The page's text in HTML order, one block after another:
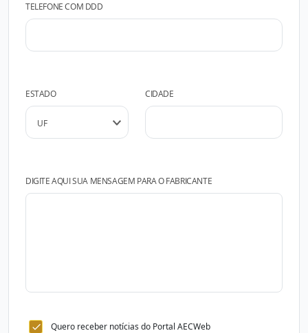
TELEFONE COM DDD
ESTADO CIDADE
DIGITE AQUI SUA MENSAGEM PARA O FABRICANTE
Quero receber notícias do Portal AECWeb